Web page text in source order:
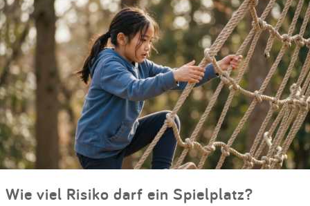
Wie viel Risiko darf ein Spielplatz?